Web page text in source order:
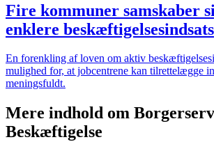
Fire kommuner samskaber
enklere beskæftigelsesindsats
En forenkling af loven om aktiv
mulighed for, at jobcentrene kan tilrettelægge
meningsfuldt.
Mere indhold om
Beskæftigelse